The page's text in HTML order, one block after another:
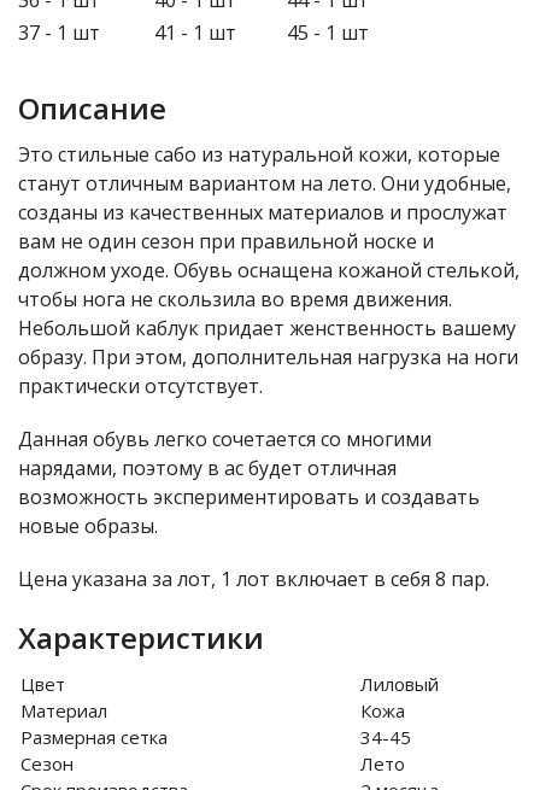
37 - 1 шт
41 - 1 шт
45 - 1 шт
Описание
Это стильные сабо из натуральной кожи, которые
станут отличным вариантом на лето. Они удобные,
созданы из качественных материалов и прослужат
вам не один сезон при правильной носке и
должном уходе. Обувь оснащена кожаной стелькой,
чтобы нога не скользила во время движения.
Небольшой каблук придает женственность вашему
образу. При этом, дополнительная нагрузка на ноги
практически отсутствует.
Данная обувь легко сочетается со многими
нарядами, поэтому в ас будет отличная
возможность экспериментировать и создавать
новые образы.
Цена указана за лот, 1 лот включает в себя 8 пар.
Характеристики
Цвет
Лиловый
Материал
Кожа
Размерная сетка
34-45
Сезон
Лето